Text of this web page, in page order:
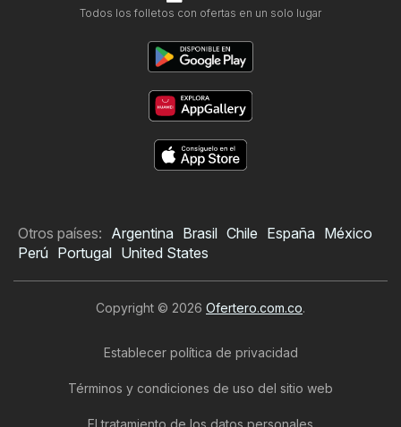
Todos los folletos con ofertas en un solo lugar
Otros países: Argentina Brasil Chile España México
Perú Portugal United States
Copyright © 2026 Ofertero.com.co.
Establecer política de privacidad
Términos y condiciones de uso del sitio web
El tratamiento de los datos personales